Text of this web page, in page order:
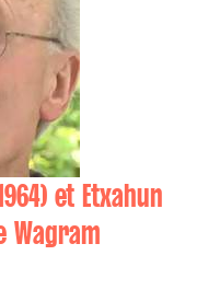
et Etxahun
Wagram